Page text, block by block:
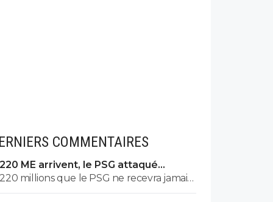
COMMENTAIRES
220 ME arrivent, le PSG attaqué
comme jamais
220 millions que le PSG ne recevra jamais.
170 millions pour Barcola et 50 pour